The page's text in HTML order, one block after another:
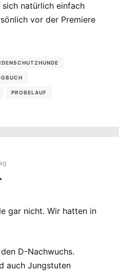
natürlich einfach
vor der Premiere
PROBELAUF
gar nicht. Wir hatten in
D-Nachwuchs.
auch Jungstuten